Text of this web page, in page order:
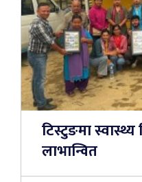
टिस्टुङमा
लाभान्वित